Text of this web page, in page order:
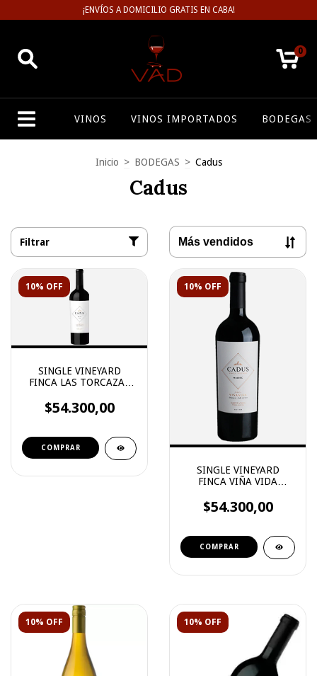
¡ENVÍOS A DOMICILIO GRATIS EN CABA!
0
VINOS VINOS IMPORTADOS BODEGAS
Inicio > BODEGAS > Cadus
Cadus
Filtrar
10% OFF
SINGLE VINEYARD
FINCA LAS TORCAZAS
$54.300,00
10% OFF
SINGLE VINEYARD
FINCA VIÑA VIDA
$54.300,00
10% OFF 10% OFF